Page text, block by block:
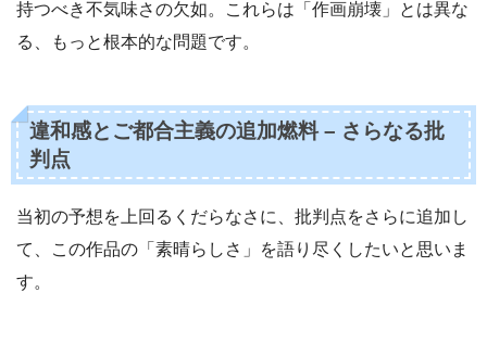
持つべき不気味さの欠如。これらは「作画崩壊」とは異な
る、もっと根本的な問題です。
違和感とご都合主義の追加燃料 – さらなる批
判点
当初の予想を上回るくだらなさに、批判点をさらに追加し
て、この作品の「素晴らしさ」を語り尽くしたいと思いま
す。